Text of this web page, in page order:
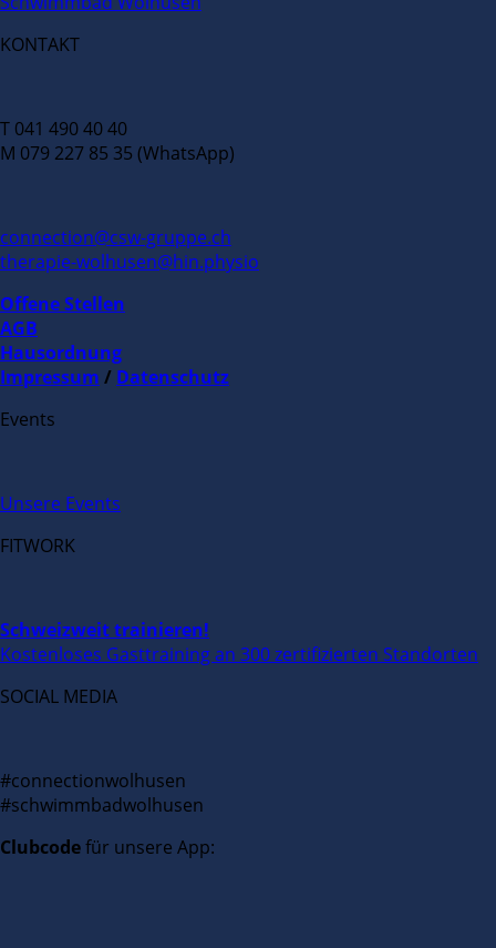
KONTAKT
T 041 490 40 40
M 079 227 85 35 (WhatsApp)
connection@csw-gruppe.ch
therapie-wolhusen@hin.physio
Offene Stellen
AGB
Hausordnung
Impressum / Datenschutz
Events
Unsere Events
FITWORK
Schweizweit trainieren!
Kostenloses Gasttraining an 300 zertifizierten Standorten
SOCIAL MEDIA
#connectionwolhusen
#schwimmbadwolhusen
Clubcodefür unsere App: